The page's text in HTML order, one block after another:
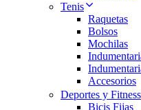
Tenis
Raquetas
Bolsos
Mochilas
Accesorios
Deportes y Fitness
Bicis Fijas